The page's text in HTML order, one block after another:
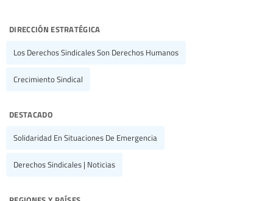
dirección estratégica
Los Derechos Sindicales Son Derechos Humanos
Crecimiento Sindical
destacado
Solidaridad En Situaciones De Emergencia
Derechos Sindicales | Noticias